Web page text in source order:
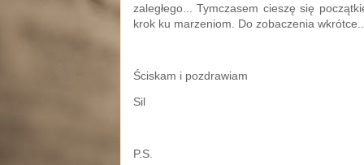
zaległego... Tymczasem cieszę się
krok ku marzeniom. Do zobaczenia
Ściskam i pozdrawiam
Sil
P.S.